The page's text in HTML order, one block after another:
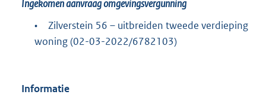
3
2
K
Ingekomen aanvraag omgevingsvergunning
•
Zilverstein 56 – uitbreiden tweede verdieping
woning (02-03-2022/6782103)
Informatie